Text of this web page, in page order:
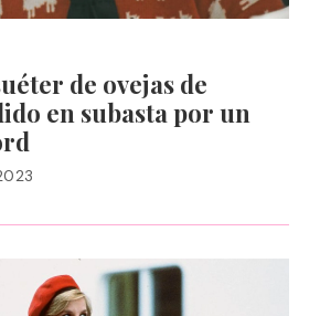
de ovejas de
en subasta por un